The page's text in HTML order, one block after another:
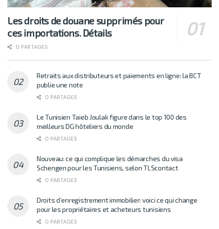
Les droits de douane supprimés pour
ces importations. Détails
0 PARTAGES
Retraits aux distributeurs et paiements en ligne: la BCT
publie une note
0 PARTAGES
Le Tunisien Taieb Joulak figure dans le top 100 des
meilleurs DG hôteliers du monde
0 PARTAGES
Nouveau: ce qui complique les démarches du visa
Schengen pour les Tunisiens, selon TLScontact
0 PARTAGES
Droits d’enregistrement immobilier: voici ce qui change
pour les propriétaires et acheteurs tunisiens
0 PARTAGES